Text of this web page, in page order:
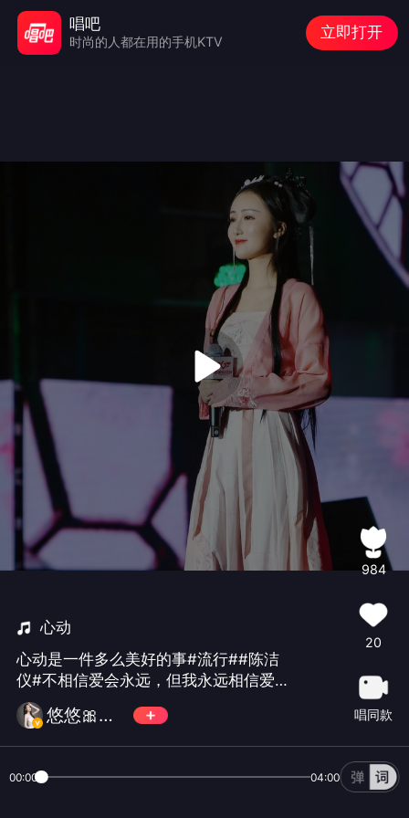
心动
心动是一件多么美好的事#流行##陈洁
仪#不相信爱会永远，但我永远相信爱情
💓
悠悠🎀胡译心
984
20
唱同款
00:00 04:00
唱吧
时尚的人都在用的手机KTV
立即打开